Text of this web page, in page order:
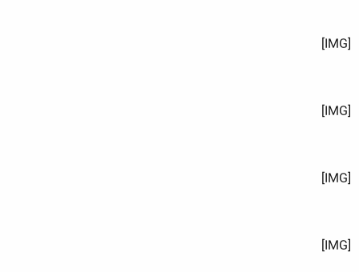
[IMG]
[IMG]
[IMG]
[IMG]